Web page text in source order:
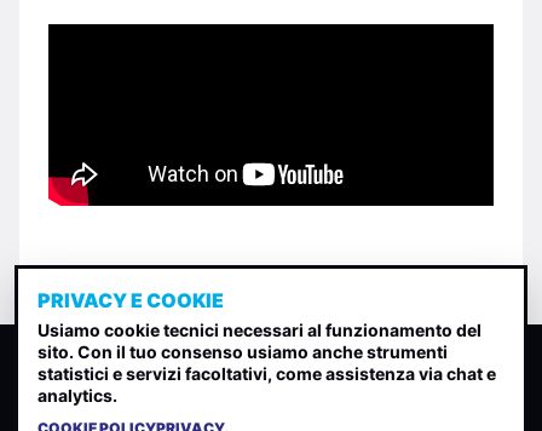
CLASSIFICA INDIE
Classifica per indice di gradimento generata dall analisi di
PRIVACY E COOKIE
Usiamo cookie tecnici necessari al funzionamento del
sito. Con il tuo consenso usiamo anche strumenti
statistici e servizi facoltativi, come assistenza via chat e
analytics.